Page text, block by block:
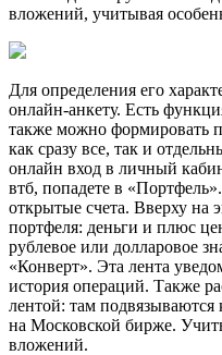
вложений, учитывая
Для определения его
онлайн-анкету. Есть
также можно формировать
как сразу все, так и
онлайн вход в личный
втб, попадете в
открытые счета. Вверху на
портфеля: деньги и плюс
рублевое или долларовое
«Конверт». Эта лента
история операций. Также
лентой: там подвязываются
на Московской бирже.
вложений.